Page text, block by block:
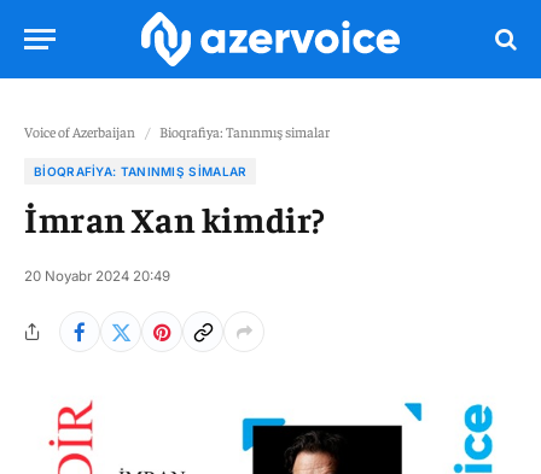
Voice of Azerbaijan / Bioqrafiya: Tanınmış simalar
BIOQRAFIYA: TANINMIŞ SIMALAR
İmran Xan kimdir?
20 Noyabr 2024 20:49